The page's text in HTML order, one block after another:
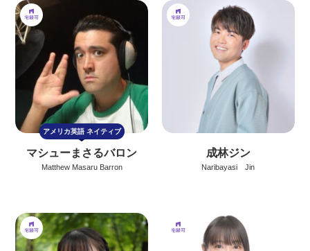
アメリカ英語 ネイティブ
マシューまさるバロン
Matthew Masaru Barron
成林ジン
Naribayasi Jin